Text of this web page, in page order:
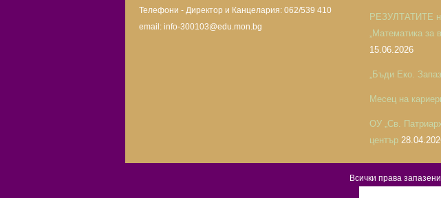
Телефони - Директор и Канцелария: 062/539 410
email: info-300103@edu.mon.bg
РЕЗУЛТАТИТЕ
„Математика за
15.06.2026
„Бъди Еко.
Месец на
ОУ „Св.
център
Всички права